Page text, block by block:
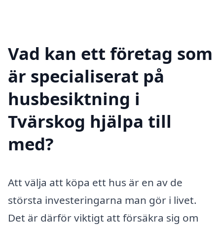
Vad kan ett företag som
är specialiserat på
husbesiktning i
Tvärskog hjälpa till
med?
Att välja att köpa ett hus är en av de
största investeringarna man gör i livet.
Det är därför viktigt att försäkra sig om